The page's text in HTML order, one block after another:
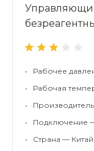
•
Рабочее
•
Рабочая
•
•
Подключение
•
Страна — Китай